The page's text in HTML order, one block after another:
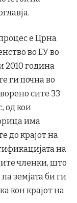
е Црна
во ЕУ во
2010 година
ги почна во
сите 33
од кои
има
до крајот на
на
членки, што
земјата би ги
кон крајот на